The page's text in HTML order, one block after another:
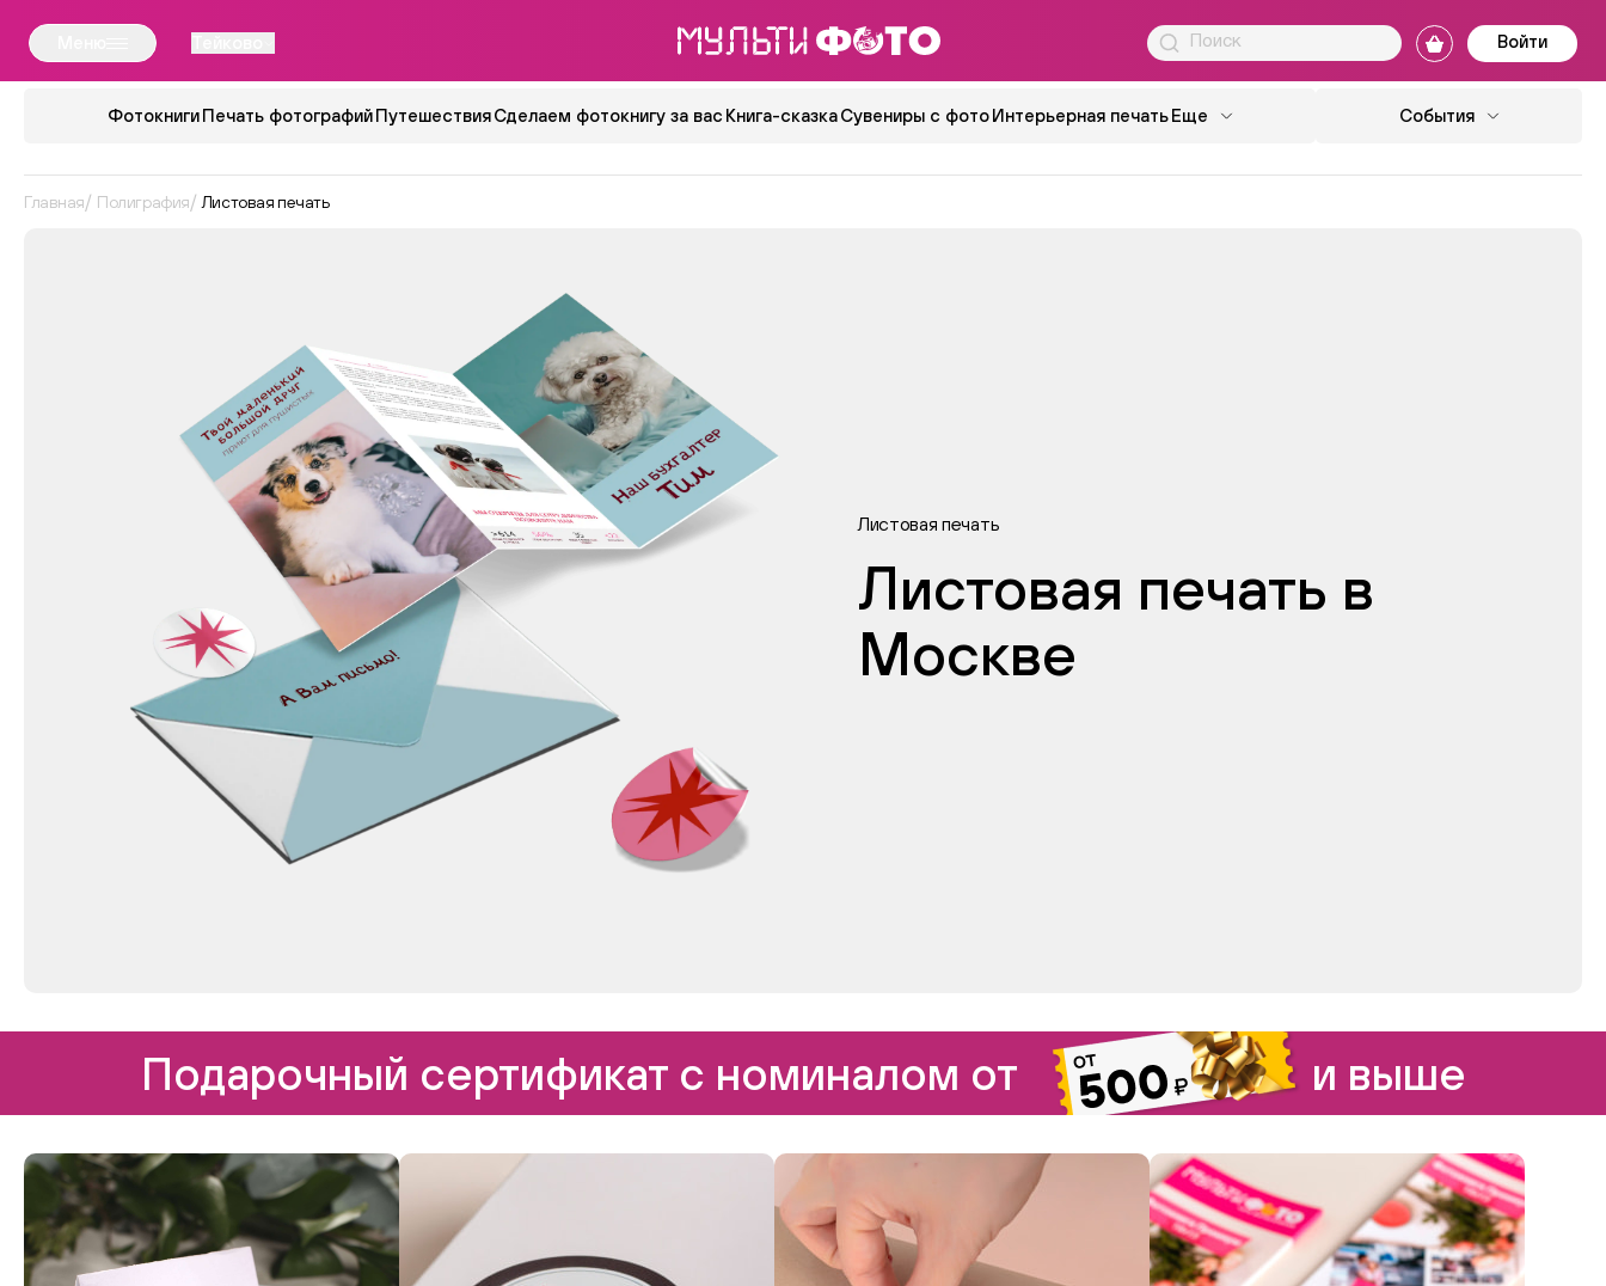
Войти
Фотокниги Печать фотографий Путешествия Сделаем фотокнигу за вас Книга-сказка Сувениры с фото Интерьерная печать Еще События
Главная Полиграфия Листовая печать
Листовая печать
Листовая печать в
Москве
Подарочный сертификат с номиналом от и выше